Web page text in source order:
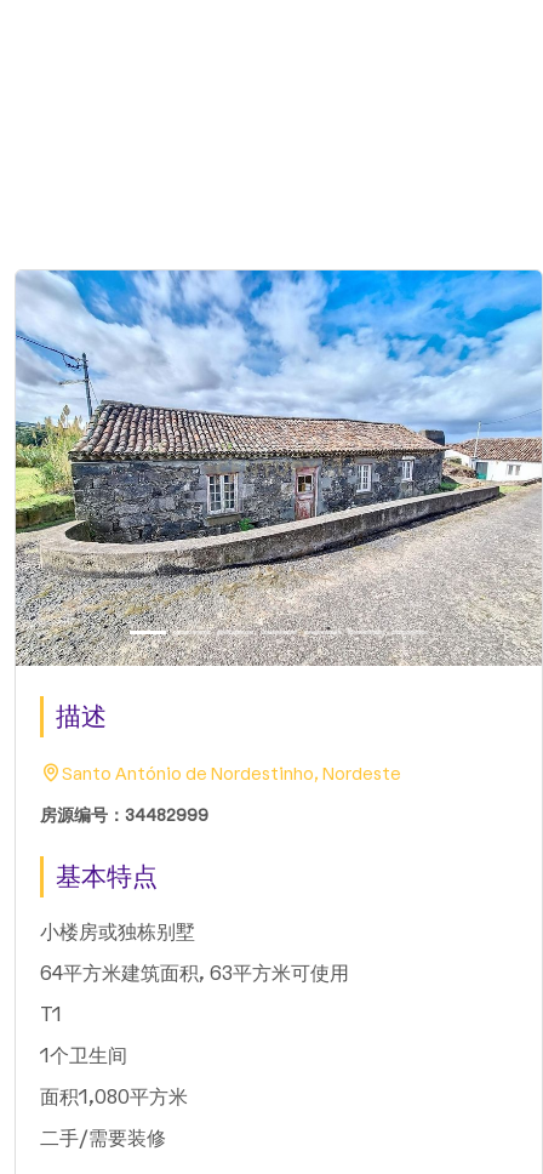
描述
Santo António de Nordestinho, Nordeste
房源编号：34482999
基本特点
小楼房或独栋别墅
64平方米建筑面积, 63平方米可使用
T1
1个卫生间
面积1,080平方米
二手/需要装修